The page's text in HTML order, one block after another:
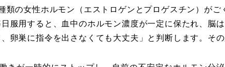
類の女性ホルモン（エストロゲンとプロゲスチン）がご
服用すると、血中のホルモン濃度が一定に保たれ、脳
卵巣に指令を出さなくても大丈夫」と判断します。その